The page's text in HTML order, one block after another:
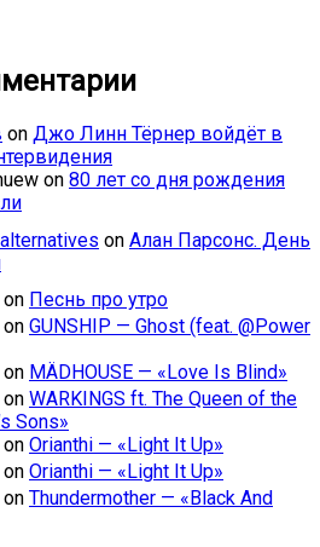
on Джо Линн Тёрнер войдёт в
on 80 лет со дня рождения
on Алан Парсонс. День
on Песнь про утро
on GUNSHIP — Ghost (feat. @Power
on MÄDHOUSE — «Love Is Blind»
on WARKINGS ft. The Queen of the
Sons»
on Orianthi — «Light It Up»
on Orianthi — «Light It Up»
on Thundermother — «Black And